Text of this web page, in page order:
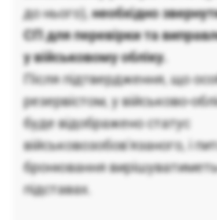
до нього),необхідно
СП для перевірки та
у військовому обліку.
Після підтвердження, що
резервістом, у військово-
буде відображено статус
військовозобов'язаного, і
бронювання
підставах.